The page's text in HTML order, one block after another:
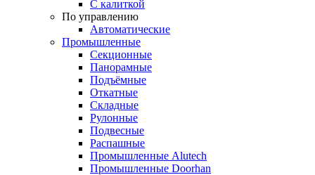
С калиткой
По управлению
Автоматические
Промышленные
Секционные
Панорамные
Подъёмные
Откатные
Складные
Рулонные
Подвесные
Распашные
Промышленные Alutech
Промышленные Doorhan